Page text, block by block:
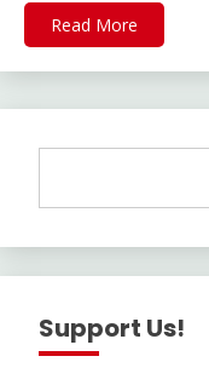
Read More
Support Us!